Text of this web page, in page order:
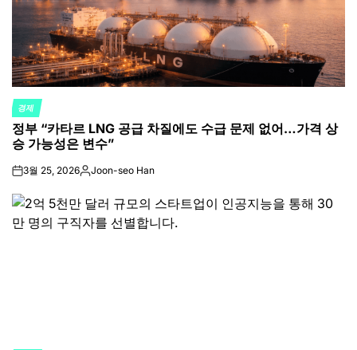
POSTED
IN
경제
정부 “카타르 LNG 공급 차질에도 수급 문제 없어…가격 상
승 가능성은 변수”
on3월 25, 2026Posted
Joon-seo Han